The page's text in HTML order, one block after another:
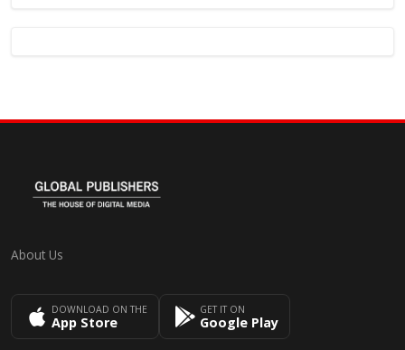
About Us
DOWNLOAD ON THE
App Store
GET IT ON
Google Play